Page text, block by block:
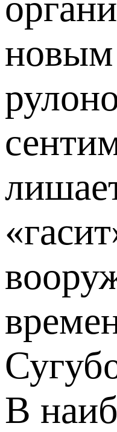
новым
В